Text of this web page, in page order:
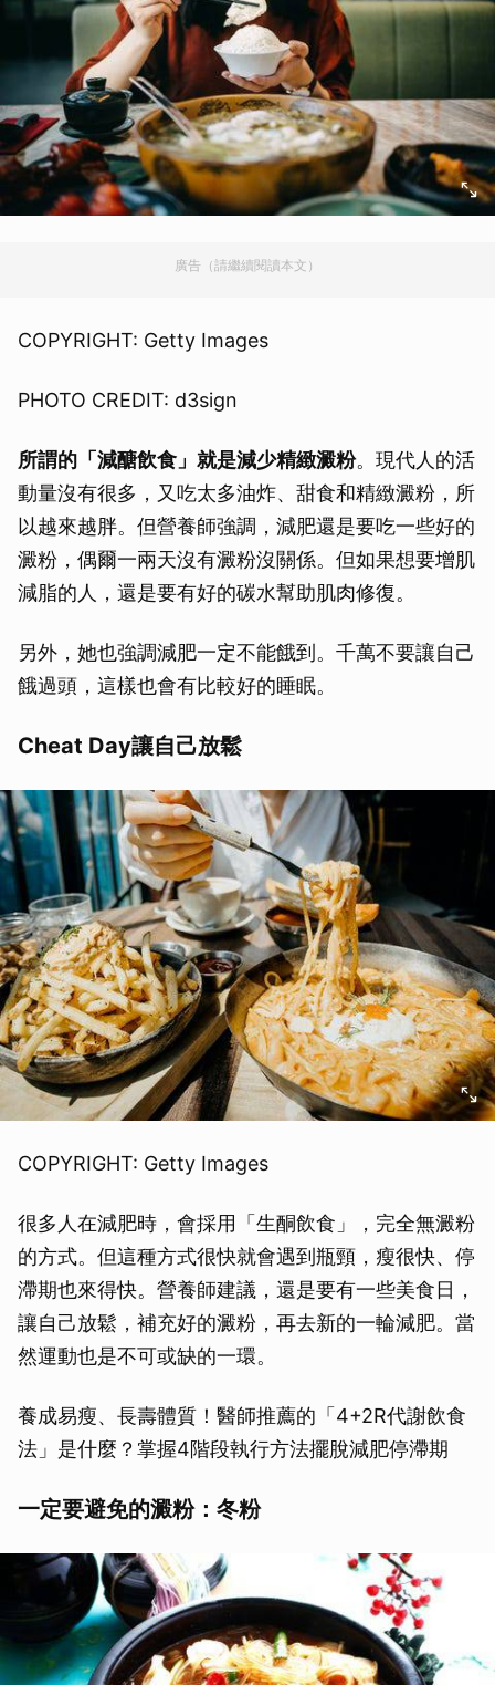
廣告（請繼續閱讀本文）
COPYRIGHT: Getty Images
PHOTO CREDIT: d3sign
所謂的「減醣飲食」就是減少精緻澱粉。現代人的活
動量沒有很多，又吃太多油炸、甜食和精緻澱粉，所
以越來越胖。但營養師強調，減肥還是要吃一些好的
澱粉，偶爾一兩天沒有澱粉沒關係。但如果想要增肌
減脂的人，還是要有好的碳水幫助肌肉修復。
另外，她也強調減肥一定不能餓到。千萬不要讓自己
餓過頭，這樣也會有比較好的睡眠。
Cheat Day讓自己放鬆
COPYRIGHT: Getty Images
很多人在減肥時，會採用「生酮飲食」，完全無澱粉
的方式。但這種方式很快就會遇到瓶頸，瘦很快、停
滯期也來得快。營養師建議，還是要有一些美食日，
讓自己放鬆，補充好的澱粉，再去新的一輪減肥。當
然運動也是不可或缺的一環。
養成易瘦、長壽體質！醫師推薦的「4+2R代謝飲食
法」是什麼？掌握4階段執行方法擺脫減肥停滯期
一定要避免的澱粉：冬粉